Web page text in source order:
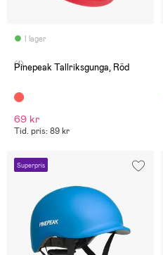
I lager
(1)
Pinepeak Tallriksgunga, Röd
69 kr
Tid. pris: 89 kr
Superpris